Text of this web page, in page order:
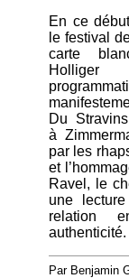
En ce
le festival
carte
Du
à
par les
et
Ravel, le
une
relation
authenticité.
Par Benjamin